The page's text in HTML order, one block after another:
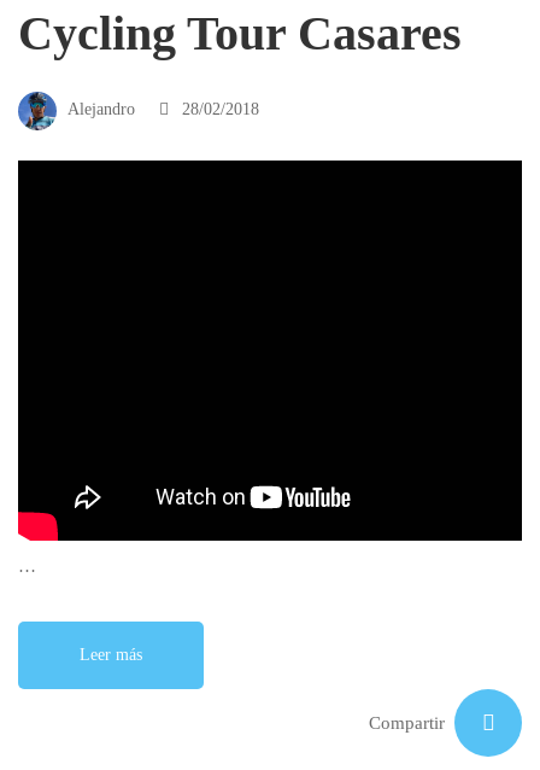
Cycling Tour Casares
Alejandro 28/02/2018
…
Leer más
Compartir